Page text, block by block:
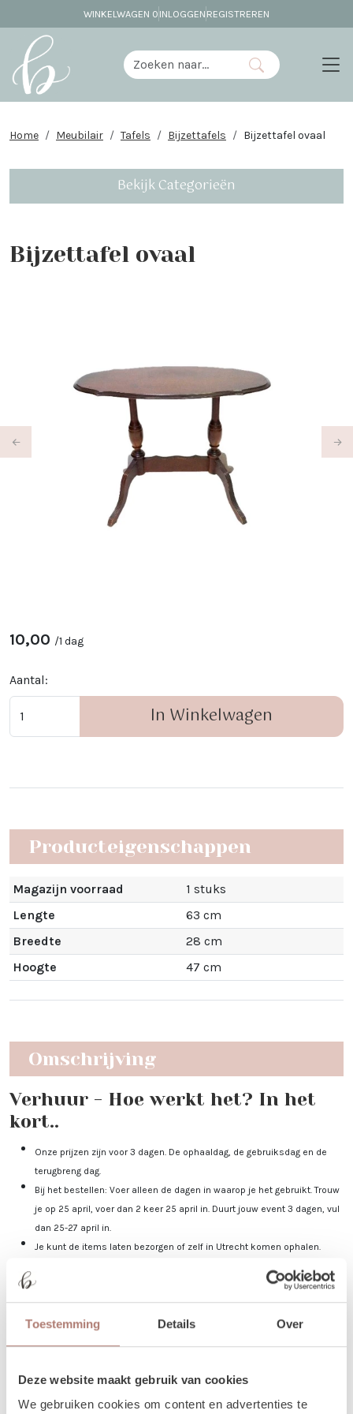
Toestemming Details Over
Deze website maakt gebruik van cookies
We gebruiken cookies om content en advertenties te
WINKELWAGEN 0 INLOGGEN REGISTREREN
Home Meubilair Tafels Bijzettafels Bijzettafel ovaal
Bekijk Categorieën
Bijzettafel ovaal
10,00 /1 dag
Aantal:
In Winkelwagen
Previous
Producteigenschappen
Magazijn voorraad
1 stuks
Lengte
63 cm
Breedte
28 cm
Hoogte
47 cm
Omschrijving
Verhuur - Hoe werkt het? In het
kort..
Onze prijzen zijn voor 3 dagen. De ophaaldag, de gebruiksdag en de
terugbreng dag.
Bij het bestellen: Voer alleen de dagen in waarop je het gebruikt. Trouw
je op 25 april, voer dan 2 keer 25 april in. Duurt jouw event 3 dagen, vul
dan 25-27 april in.
Je kunt de items laten bezorgen of zelf in Utrecht komen ophalen.
na je event mag het weer terugbrengen, of halen wij het voor je op! Valt
jouw bezorgdag/terugbreng dag in het weekend? Dan plannen we
daarom heen. Bijvoorbeeld: Jullie trouwen op zaterdag. De items
niet in de loods aanwezig voor het ophalen of terugbrengen van de
spullen.